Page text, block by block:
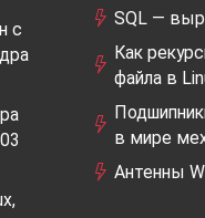
с
SQL —
Как
файла в
в мире
Антенны